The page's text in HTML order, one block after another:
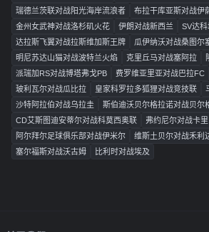
瑞德兰茨联对战阳光海岸流浪者
布拉干库亚斯对战伊
金州女武神对战洛杉矶火花
伊朗对战新西兰
SV达
达拉斯飞翼对战拉斯维加斯王牌
瓜伊纳沃对战桑图尔
明尼苏达山猫对战波特兰火焰
克里丘马对战塞阿拉
派瑞加RS对战博塔弗戈PB
费罗维亚里亚对战巴拉FC
玻利瓦尔对战瓜比拉
皇家科罗拉多狐狸对战竞技联
沙特阿拉伯对战乌拉圭
斯伯迪沃贝尔格拉诺对战贝尔
CD艾斯图迪安蒂尔对战科莫西奥联
弗约尼尔对战卡里
阿尔拜尔足球俱乐部对战伊米尔
维斯土贝尔对战禾利
塞尔福斯对战沃古姆
比利时对战埃及